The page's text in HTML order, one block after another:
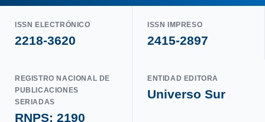
ISSN ELECTRÓNICO
2218-3620
ISSN IMPRESO
2415-2897
REGISTRO NACIONAL DE
PUBLICACIONES
SERIADAS
RNPS: 2190
ENTIDAD EDITORA
Universo Sur